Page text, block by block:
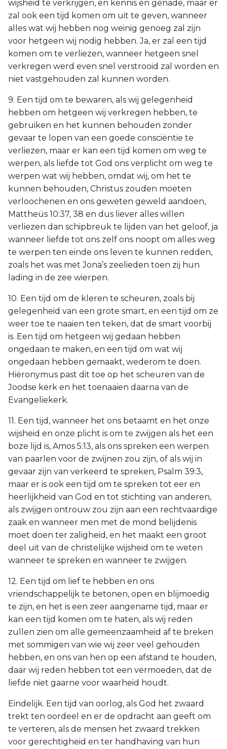
wijsheid te verkrijgen, en kennis en genade, maar er
zal ook een tijd komen om uit te geven, wanneer
alles wat wij hebben nog weinig genoeg zal zijn
voor hetgeen wij nodig hebben. Ja, er zal een tijd
komen om te verliezen, wanneer hetgeen snel
verkregen werd even snel verstrooid zal worden en
niet vastgehouden zal kunnen worden.
9. Een tijd om te bewaren, als wij gelegenheid
hebben om hetgeen wij verkregen hebben, te
gebruiken en het kunnen behouden zonder
gevaar te lopen van een goede consciëntie te
verliezen, maar er kan een tijd komen om weg te
werpen, als liefde tot God ons verplicht om weg te
werpen wat wij hebben, omdat wij, om het te
kunnen behouden, Christus zouden moeten
verloochenen en ons geweten geweld aandoen,
Mattheüs 10:37, 38 en dus liever alles willen
verliezen dan schipbreuk te lijden van het geloof, ja
wanneer liefde tot ons zelf ons noopt om alles weg
te werpen ten einde ons leven te kunnen redden,
zoals het was met Jona’s zeelieden toen zij hun
lading in de zee wierpen.
10. Een tijd om de kleren te scheuren, zoals bij
gelegenheid van een grote smart, en een tijd om ze
weer toe te naaien ten teken, dat de smart voorbij
is. Een tijd om hetgeen wij gedaan hebben
ongedaan te maken, en een tijd om wat wij
ongedaan hebben gemaakt, wederom te doen.
Hiëronymus past dit toe op het scheuren van de
Joodse kerk en het toenaaien daarna van de
Evangeliekerk.
11. Een tijd, wanneer het ons betaamt en het onze
wijsheid en onze plicht is om te zwijgen als het een
boze lijd is, Amos 5:13, als ons spreken een werpen
van paarlen voor de zwijnen zou zijn, of als wij in
gevaar zijn van verkeerd te spreken, Psalm 39:3,
maar er is ook een tijd om te spreken tot eer en
heerlijkheid van God en tot stichting van anderen,
als zwijgen ontrouw zou zijn aan een rechtvaardige
zaak en wanneer men met de mond belijdenis
moet doen ter zaligheid, en het maakt een groot
deel uit van de christelijke wijsheid om te weten
wanneer te spreken en wanneer te zwijgen.
12. Een tijd om lief te hebben en ons
vriendschappelijk te betonen, open en blijmoedig
te zijn, en het is een zeer aangename tijd, maar er
kan een tijd komen om te haten, als wij reden
zullen zien om alle gemeenzaamheid af te breken
met sommigen van wie wij zeer veel gehouden
hebben, en ons van hen op een afstand te houden,
daar wij reden hebben tot een vermoeden, dat de
liefde niet gaarne voor waarheid houdt.
Eindelijk. Een tijd van oorlog, als God het zwaard
trekt ten oordeel en er de opdracht aan geeft om
te verteren, als de mensen het zwaard trekken
voor gerechtigheid en ter handhaving van hun